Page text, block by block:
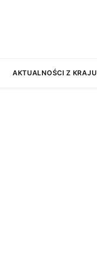
AKTUALNOŚCI Z KRAJU